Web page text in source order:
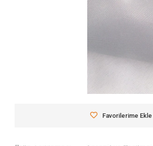
Favorilerime Ekle